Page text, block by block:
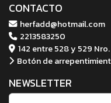
CONTACTO
herfadd@hotmail.com
2213583250
142 entre 528 y 529
Botón de
NEWSLETTER